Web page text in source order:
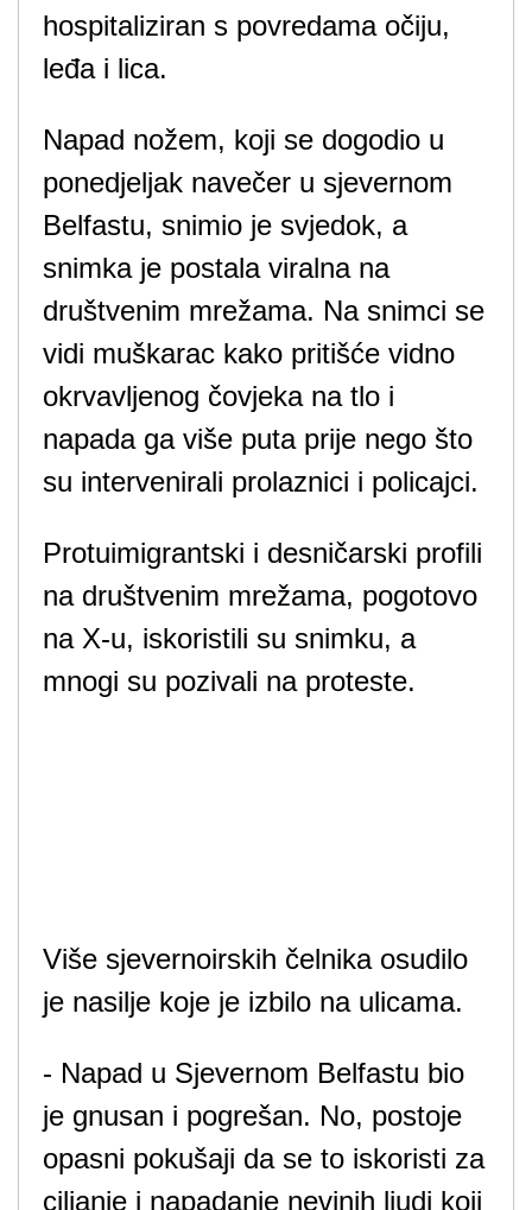
hospitaliziran s povredama očiju,
leđa i lica.
Napad nožem, koji se dogodio u
ponedjeljak navečer u sjevernom
Belfastu, snimio je svjedok, a
snimka je postala viralna na
društvenim mrežama. Na snimci se
vidi muškarac kako pritišće vidno
okrvavljenog čovjeka na tlo i
napada ga više puta prije nego što
su intervenirali prolaznici i policajci.
Protuimigrantski i desničarski profili
na društvenim mrežama, pogotovo
na X-u, iskoristili su snimku, a
mnogi su pozivali na proteste.
Više sjevernoirskih čelnika osudilo
je nasilje koje je izbilo na ulicama.
- Napad u Sjevernom Belfastu bio
je gnusan i pogrešan. No, postoje
opasni pokušaji da se to iskoristi za
ciljanje i napadanje nevinih ljudi koji